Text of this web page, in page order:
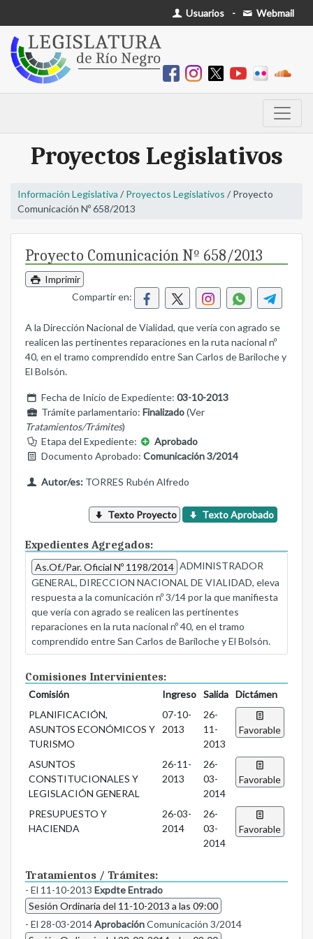
Usuarios - Webmail
Proyectos Legislativos
Información Legislativa / Proyectos Legislativos / Proyecto
Comunicación Nº 658/2013
Proyecto Comunicación Nº 658/2013
Imprimir
Compartir en:
A la Dirección Nacional de Vialidad, que vería con agrado se
realicen las pertinentes reparaciones en la ruta nacional nº
40, en el tramo comprendido entre San Carlos de Bariloche y
El Bolsón.
Fecha de Inicio de Expediente: 03-10-2013
Trámite parlamentario: Finalizado(Ver
Tratamientos/Trámites)
Etapa del Expediente:
Aprobado
Documento Aprobado: Comunicación 3/2014
Autor/es:TORRES Rubén Alfredo
Texto Proyecto Texto Aprobado
Expedientes Agregados:
As.Of./Par. Oficial Nº 1198/2014 ADMINISTRADOR
GENERAL, DIRECCION NACIONAL DE VIALIDAD, eleva
respuesta a la comunicación nº 3/14 por la que manifiesta
que vería con agrado se realicen las pertinentes
reparaciones en la ruta nacional nº 40, en el tramo
comprendido entre San Carlos de Bariloche y El Bolsón.
Comisiones Intervinientes:
Comisión Ingreso Salida
Dictámen
PLANIFICACIÓN,
ASUNTOS ECONÓMICOS Y
TURISMO
07-10-
2013
26-
11-
2013
Favorable
ASUNTOS
CONSTITUCIONALES Y
LEGISLACIÓN GENERAL
26-11-
2013
26-
03-
2014
Favorable
PRESUPUESTO Y
HACIENDA
26-03-
2014
26-
03-
2014
Favorable
Tratamientos / Trámites:
- El 11-10-2013 Expdte Entrado
Sesión Ordinaria del 11-10-2013 a las 09:00
- El 28-03-2014AprobaciónComunicación 3/2014